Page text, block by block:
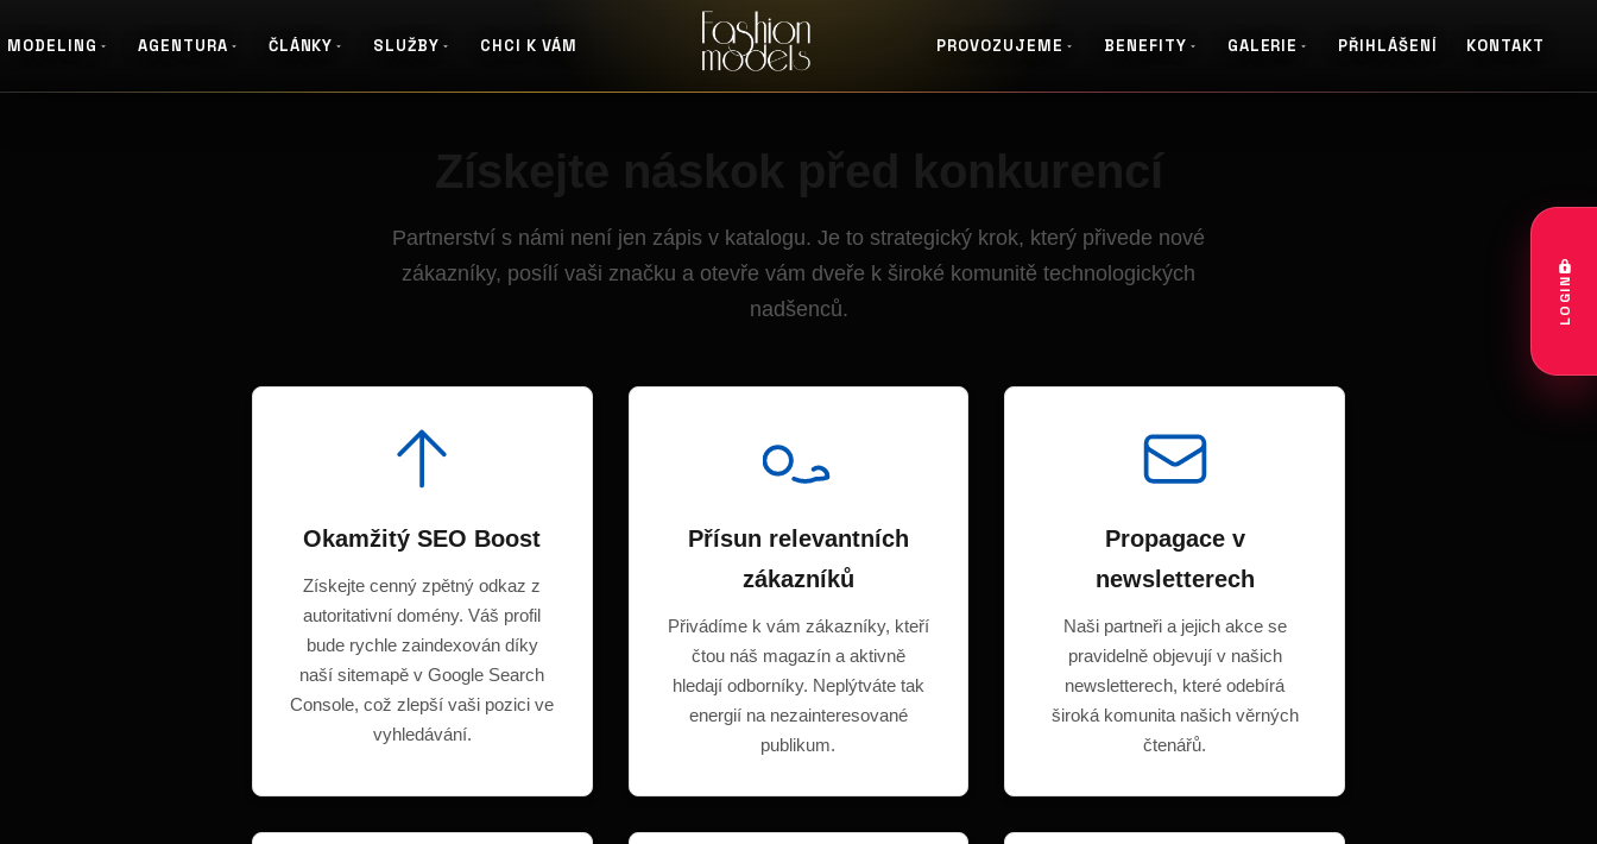
MODELING AGENTURA ČLÁNKY SLUŽBY CHCI K VÁM PROVOZUJEME BENEFITY GALERIE PŘIHLÁŠENÍ KONTAKT
LOGIN
Partnerství s námi není jen zápis v katalogu. Je to strategický krok, který přivede nové
zákazníky, posílí vaši značku a otevře vám dveře k široké komunitě technologických
nadšenců.
Okamžitý SEO Boost
Získejte cenný zpětný odkaz z
autoritativní domény. Váš profil
bude rychle zaindexován díky
naší sitemapě v Google Search
Console, což zlepší vaši pozici ve
vyhledávání.
Přísun relevantních
zákazníků
Přivádíme k vám zákazníky, kteří
čtou náš magazín a aktivně
hledají odborníky. Neplýtváte tak
energií na nezainteresované
publikum.
Propagace v
newsletterech
Naši partneři a jejich akce se
pravidelně objevují v našich
newsletterech, které odebírá
široká komunita našich věrných
čtenářů.